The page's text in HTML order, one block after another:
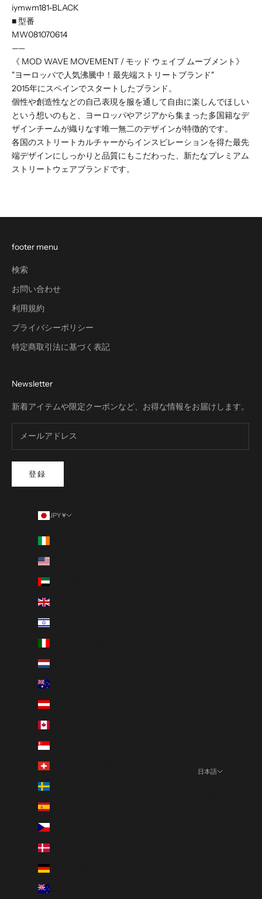
iymwm181-BLACK
■ 型番
MW081070614
——
《 MOD WAVE MOVEMENT / モッド ウェイブ ムーブメント》
"ヨーロッパで人気沸騰中！最先端ストリートブランド"
2015年にスペインでスタートしたブランド。
個性や創造性などの自己表現を服を通して自由に楽しんでほしい
という想いのもと、ヨーロッパやアジアから集まった多国籍なデ
ザインチームが織りなす唯一無二のデザインが特徴的です。
各国のストリートカルチャーからインスピレーションを得た最先
端デザインにしっかりと品質にもこだわった、新たなプレミアム
ストリートウェアブランドです。
footer menu
検索
お問い合わせ
利用規約
プライバシーポリシー
特定商取引法に基づく表記
Newsletter
新着アイテムや限定クーポンなど、お得な情報をお届けします。
登録
JPY ¥
アメリカ合衆国 (USD $)
イギリス (GBP £)
イスラエル (ILS ₪)
オランダ (EUR €)
オーストラリア (AUD $)
オーストリア (EUR €)
シンガポール (SGD $)
スウェーデン (SEK kr)
スペイン (EUR €)
チェコ (CZK Kč)
デンマーク (DKK kr.)
ドイツ (EUR €)
日本語